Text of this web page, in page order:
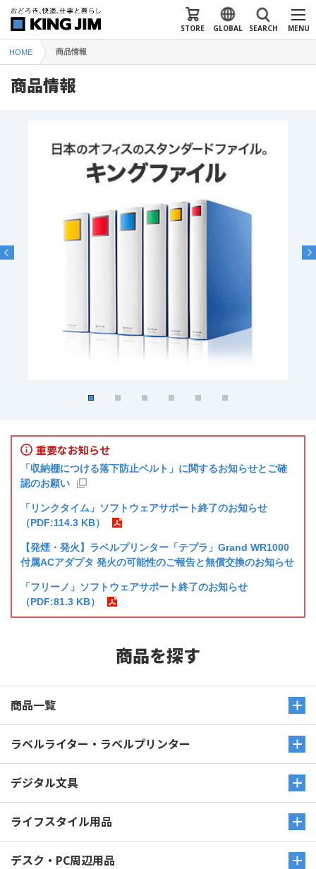
MENU
SEARCH
GLOBAL
STORE
HOME 商品情報
商品情報
重要なお知らせ
「収納棚につける落下防止ベルト」に関するお知らせとご確
認のお願い
「リンクタイム」ソフトウェアサポート終了のお知らせ
（PDF:114.3 KB）
【発煙・発火】ラベルプリンター「テプラ」Grand WR1000
付属ACアダプタ 発火の可能性のご報告と無償交換のお知らせ
「フリーノ」ソフトウェアサポート終了のお知らせ
（PDF:81.3 KB）
商品を探す
商品一覧
ラベルライター・ラベルプリンター
デジタル文具
ライフスタイル用品
デスク・PC周辺用品